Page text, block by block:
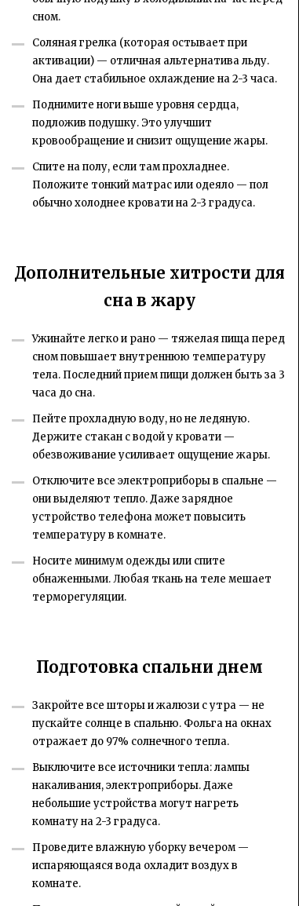
сном.
Соляная грелка (которая остывает при
активации) — отличная альтернатива льду.
Она дает стабильное охлаждение на 2-3 часа.
Поднимите ноги выше уровня сердца,
подложив подушку. Это улучшит
кровообращение и снизит ощущение жары.
Спите на полу, если там прохладнее.
Положите тонкий матрас или одеяло — пол
обычно холоднее кровати на 2-3 градуса.
Дополнительные хитрости для
сна в жару
Ужинайте легко и рано — тяжелая пища перед
сном повышает внутреннюю температуру
тела. Последний прием пищи должен быть за 3
часа до сна.
Пейте прохладную воду, но не ледяную.
Держите стакан с водой у кровати —
обезвоживание усиливает ощущение жары.
Отключите все электроприборы в спальне —
они выделяют тепло. Даже зарядное
устройство телефона может повысить
температуру в комнате.
Носите минимум одежды или спите
обнаженными. Любая ткань на теле мешает
терморегуляции.
Подготовка спальни днем
Закройте все шторы и жалюзи с утра — не
пускайте солнце в спальню. Фольга на окнах
отражает до 97% солнечного тепла.
Выключите все источники тепла: лампы
накаливания, электроприборы. Даже
небольшие устройства могут нагреть
комнату на 2-3 градуса.
Проведите влажную уборку вечером —
испаряющаяся вода охладит воздух в
комнате.